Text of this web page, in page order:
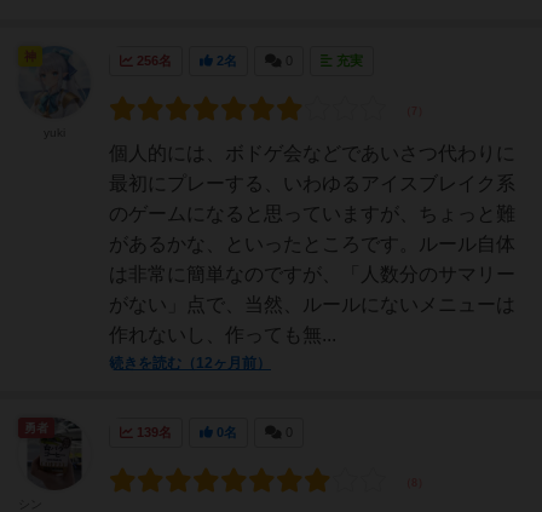
256名 2名 充実
個人的には、ボドゲ会などであいさつ代わりに
最初にプレーする、いわゆるアイスブレイク系
のゲームになると思っていますが、ちょっと難
があるかな、といったところです。ルール自体
は非常に簡単なのですが、「人数分のサマリー
がない」点で、当然、ルールにないメニューは
作れないし、作っても無...
続きを読む（12ヶ月前）
139名 0名
勇者